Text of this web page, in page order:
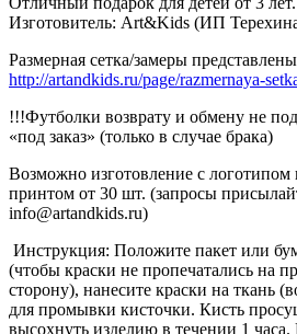
Изготовитель: Art&Kids (ИП
Размерная сетка/замеры
http://artandkids.ru/page/razmernaya-
!!!Футболки возврату и обмену не
«под заказ» (только в случае брака)
Возможно изготовление с
принтом от 30 шт. (запросы
info@artandkids.ru)
Инструкция: Положите пакет или
(чтобы краски не пропечатались на
сторону), нанесите краски на ткань
для промывки кисточки. Кисть
высохнуть изделию в течении 1 часа.